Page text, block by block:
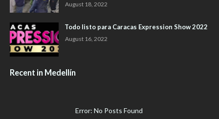
August 18, 2022
Todo listo para Caracas Expression Show 2022
August 16, 2022
Recent in Medellín
Error: No Posts Found